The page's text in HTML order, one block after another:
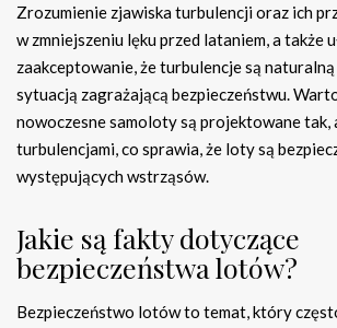
Zrozumienie zjawiska turbulencji oraz ich
w zmniejszeniu lęku przed lataniem, a także
zaakceptowanie, że turbulencje są
sytuacją zagrażającą bezpieczeństwu.
nowoczesne samoloty są projektowane tak,
turbulencjami, co sprawia, że loty są
występujących wstrząsów.
Jakie są fakty dotyczące
bezpieczeństwa lotów?
Bezpieczeństwo lotów to temat, który